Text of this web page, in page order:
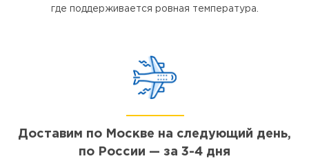
где поддерживается ровная температура.
Доставим по Москве на следующий день,
по России — за 3-4 дня